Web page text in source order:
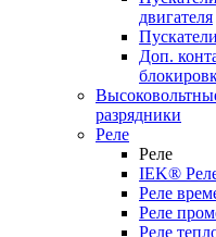
двигателя
Доп.
разрядники
Реле
Реле
IEK®
Реле
Реле
Реле